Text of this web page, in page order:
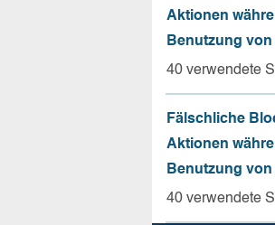
Aktionen
Benutzung
40 verwendete
Fälschliche
Aktionen
Benutzung
40 verwendete